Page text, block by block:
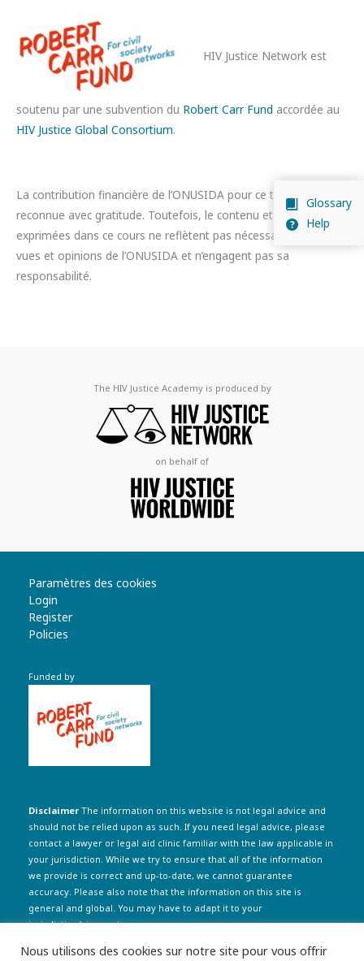
HIV Justice Network est
soutenu par une subvention du Robert Carr Fund accordée au
HIV Justice Global Consortium.
La contribution financière de l’ONUSIDA pour ce travail est
reconnue avec gratitude. Toutefois, le contenu et les idées
exprimées dans ce cours ne reflètent pas nécessairement les
vues et opinions de l’ONUSIDA et n’engagent pas sa
responsabilité.
Glossary
Help
The HIV Justice Academy is produced by
on behalf of
Paramètres des cookies
Login
Register
Policies
Funded by
Disclaimer The information on this website is not legal advice and
should not be relied upon as such. If you need legal advice, please
contact a lawyer or legal aid clinic familiar with the law applicable in
your jurisdiction. While we try to ensure that all of the information
we provide is correct and up-to-date, we cannot guarantee
accuracy. Please also note that the information on this site is
general and global. You may have to adapt it to your
jurisdiction/circumstances.
Nous utilisons des cookies sur notre site pour vous offrir